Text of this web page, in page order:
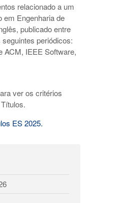
relacionado a um
em Engenharia de
publicado entre
periódicos:
ACM, IEEE Software,
ver os critérios
ES 2025.